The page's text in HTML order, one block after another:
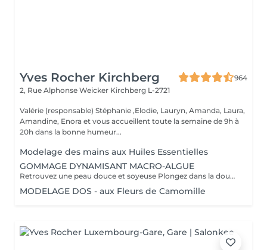
Yves Rocher Kirchberg
964
2, Rue Alphonse Weicker Kirchberg L-2721
Valérie (responsable) Stéphanie ,Elodie, Lauryn, Amanda, Laura,
Amandine, Enora et vous accueillent toute la semaine de 9h à
20h dans la bonne humeur...
Modelage des mains aux Huiles Essentielles
GOMMAGE DYNAMISANT MACRO-ALGUE
Retrouvez une peau douce et soyeuse Plongez dans la douceur tropicale dIndonésie à travers les notes épicées des huiles essentielles de Girofle et de Muscade. Ce gommage aux effluves chauds et naturels vous transporte tout en exfoliant délicatement votre peau : elle est douce, lumineuse et satinée.
MODELAGE DOS - aux Fleurs de Camomille